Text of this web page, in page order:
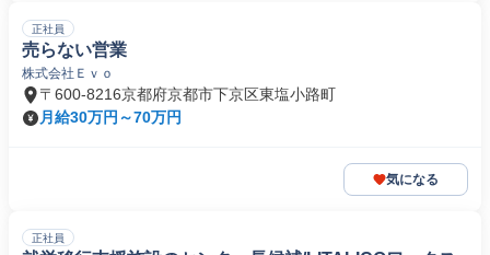
正社員
売らない営業
株式会社Ｅｖｏ
〒600-8216京都府京都市下京区東塩小路町
月給30万円～70万円
気になる
正社員